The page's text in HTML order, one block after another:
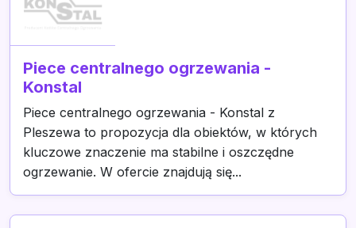
Piece centralnego ogrzewania -
Konstal
Piece centralnego ogrzewania - Konstal z
Pleszewa to propozycja dla obiektów, w których
kluczowe znaczenie ma stabilne i oszczędne
ogrzewanie. W ofercie znajdują się...